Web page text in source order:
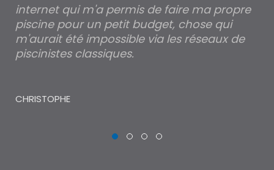
internet qui m'a permis de faire ma propre
piscine pour un petit budget, chose qui
m'aurait été impossible via les réseaux de
piscinistes classiques.
CHRISTOPHE